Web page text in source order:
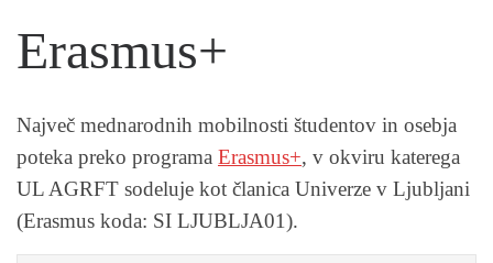
Erasmus+
Največ mednarodnih mobilnosti študentov in osebja
poteka preko programa Erasmus+, v okviru katerega
UL AGRFT sodeluje kot članica Univerze v Ljubljani
(Erasmus koda: SI LJUBLJA01).